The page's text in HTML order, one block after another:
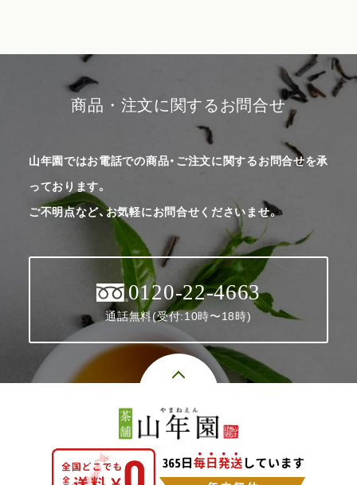
商品・注文に関するお問合せ
山年園ではお電話での商品・ご注文に関するお問合せを承
っております。
ご不明点など、お気軽にお問合せくださいませ。
0120-22-4663
通話無料(受付:10時〜18時)